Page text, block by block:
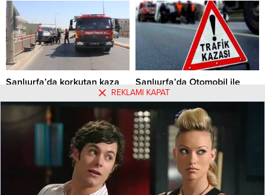
Şanlıurfa’da korkutan kaza
ŞANLIURFA'DA AYNI YÖNDE
SEYREDEN İKİ ARACIN
ÇARPIŞMASI SONUCU MEYDANA
GELEN TRAFİK KAZASINDA
KAMYONET KÖPRÜDE ASILI
KALDI. KORKUTAN KAZADA BİR
SÜRÜCÜ YARALANDI.
0
Şanlıurfa’da Otomobil ile
kamyon çarpıştı: 4 yaralı
Şanlıurfa’da otomobil ile
kamyonun çarpışması sonucu
meydana gelen trafik kazasında 4
kişi yaralandı.
08.12.2020 21:07 0
Hakkımızda Kullanım Koşulları
REKLAMI KAPAT